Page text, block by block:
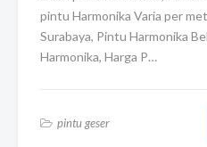
pintu Harmonika Varia per
Surabaya, Pintu Harmonika
Harmonika, Harga P…
pintu geser